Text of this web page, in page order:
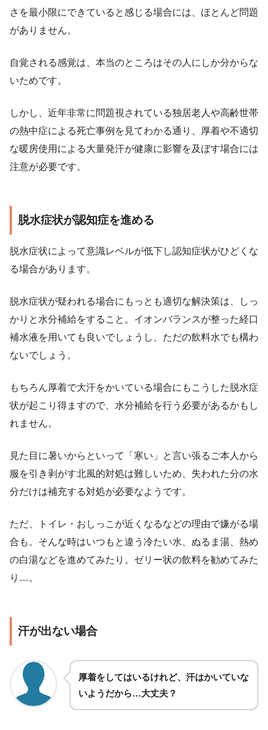
さを最小限にできていると感じる場合には、ほとんど問題
がありません。
自覚される感覚は、本当のところはその人にしか分からな
いためです。
しかし、近年非常に問題視されている独居老人や高齢世帯
の熱中症による死亡事例を見てわかる通り、厚着や不適切
な暖房使用による大量発汗が健康に影響を及ぼす場合には
注意が必要です。
脱水症状が認知症を進める
脱水症状によって意識レベルが低下し認知症状がひどくな
る場合があります。
脱水症状が疑われる場合にもっとも適切な解決策は、しっ
かりと水分補給をすること。イオンバランスが整った経口
補水液を用いても良いでしょうし、ただの飲料水でも構わ
ないでしょう。
もちろん厚着で大汗をかいている場合にもこうした脱水症
状が起こり得ますので、水分補給を行う必要があるかもし
れません。
見た目に暑いからといって「寒い」と言い張るご本人から
服を引き剥がす北風的対処は難しいため、失われた分の水
分だけは補充する対処が必要なようです。
ただ、トイレ・おしっこが近くなるなどの理由で嫌がる場
合も。そんな時はいつもと違う冷たい水、ぬるま湯、熱め
の白湯などを進めてみたり。ゼリー状の飲料を勧めてみた
り…。
汗が出ない場合
厚着をしてはいるけれど、汗はかいていな
いようだから…大丈夫？